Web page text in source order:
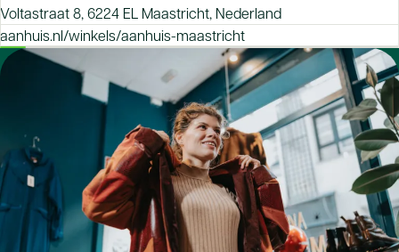
Voltastraat 8, 6224 EL Maastricht, Nederland
aanhuis.nl/winkels/aanhuis-maastricht